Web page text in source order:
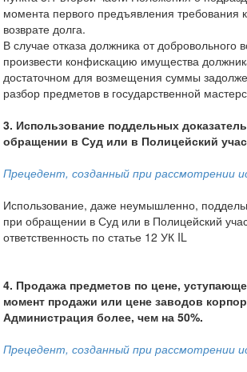
момента первого предъявления требования
возврате долга.
В случае отказа должника от добровольного
произвести конфискацию имущества
достаточном для возмещения суммы
разбор предметов в государственной
3. Использование поддельных
обращении в Суд или в Полицейский
Прецедент, созданный при рассмотрении
Использование, даже неумышленно,
при обращении в Суд или в Полицейский
ответственность по статье 12 УК IL
4. Продажа предметов по цене,
момент продажи или цене заводов
Администрация более, чем на 50%.
Прецедент, созданный при рассмотрении